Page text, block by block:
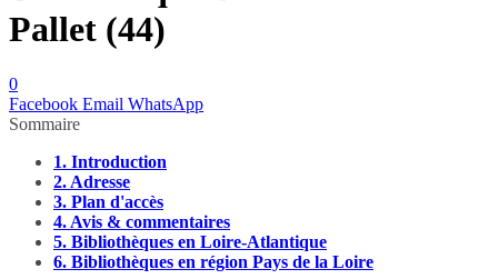
Pallet (44)
0
Facebook Email WhatsApp
Sommaire
1. Introduction
2. Adresse
3. Plan d'accès
4. Avis & commentaires
5. Bibliothèques en Loire-Atlantique
6. Bibliothèques en région Pays de la Loire